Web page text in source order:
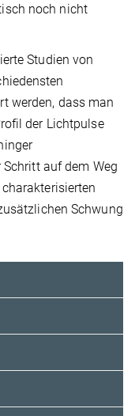
noch nicht
Studien von
werden, dass man
der Lichtpulse
auf dem Weg
Schwung